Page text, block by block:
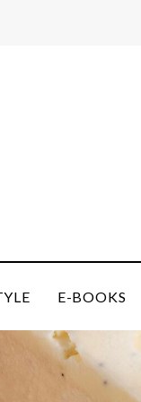
E-BOOKS